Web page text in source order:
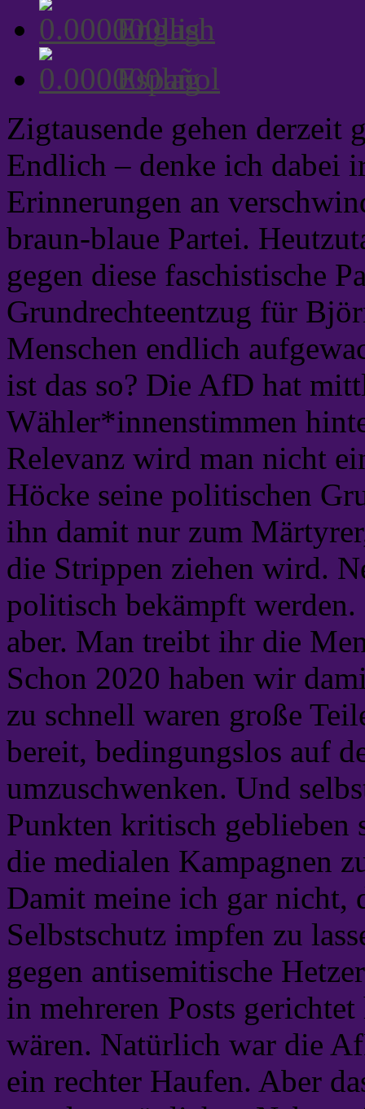
English
Español
Zigtausende gehen derzeit
Endlich – denke ich dabei
Erinnerungen an
braun-blaue Partei.
gegen diese faschistische
Grundrechteentzug für
Menschen endlich
ist das so? Die AfD hat
Wähler*innenstimmen
Relevanz wird man nicht
Höcke seine politischen
ihn damit nur zum
die Strippen ziehen wird.
politisch bekämpft werden.
aber. Man treibt ihr die
Schon 2020 haben wir
zu schnell waren große
bereit, bedingungslos auf
umzuschwenken. Und
Punkten kritisch geblieben
die medialen Kampagnen
Damit meine ich gar nicht,
Selbstschutz impfen zu
gegen antisemitische
in mehreren Posts
wären. Natürlich war die
ein rechter Haufen. Aber